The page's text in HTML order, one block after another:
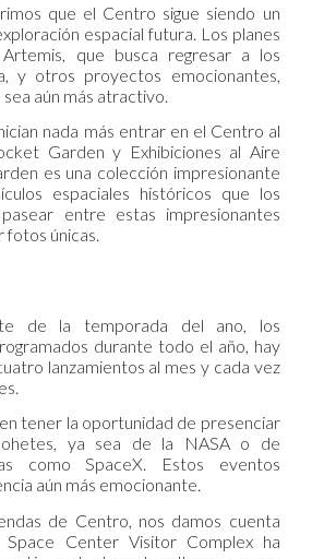
que el Centro sigue siendo un
espacial futura. Los planes
que busca regresar a los
y otros proyectos emocionantes,
aún más atractivo.
nada más entrar en el Centro al
Garden y Exhibiciones al Aire
es una colección impresionante
espaciales históricos que los
entre estas impresionantes
fotos únicas.
de la temporada del ano, los
durante todo el año, hay
lanzamientos al mes y cada vez
tener la oportunidad de presenciar
ya sea de la NASA o de
como SpaceX. Estos eventos
aún más emocionante.
de Centro, nos damos cuenta
Center Visitor Complex ha